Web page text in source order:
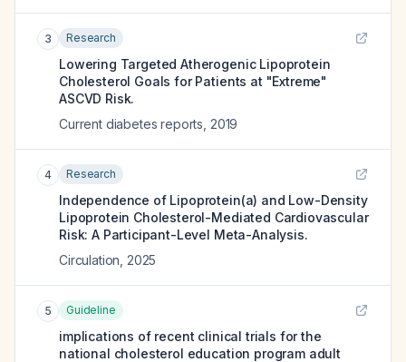
3 Research
Lowering Targeted Atherogenic Lipoprotein
Cholesterol Goals for Patients at "Extreme"
ASCVD Risk.
Current diabetes reports 2019
4 Research
Independence of Lipoprotein(a) and Low-Density
Lipoprotein Cholesterol-Mediated Cardiovascular
Risk: A Participant-Level Meta-Analysis.
Circulation 2025
5 Guideline
implications of recent clinical trials for the
national cholesterol education program adult